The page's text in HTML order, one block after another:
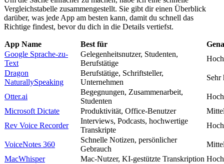
Vergleichstabelle zusammengestellt. Sie gibt dir einen Überblick
darüber, was jede App am besten kann, damit du schnell das
Richtige findest, bevor du dich in die Details vertiefst.
App Name Best für
Google Sprache-zu-
Text
Gelegenheitsnutzer, Studenten,
Berufstätige
Hoch
Dragon
NaturallySpeaking
Berufstätige, Schriftsteller,
Unternehmen
Sehr
Otter.ai
Begegnungen, Zusammenarbeit,
Studenten
Hoch
Microsoft Dictate
Produktivität, Office-Benutzer
Rev Voice Recorder
Interviews, Podcasts, hochwertige
Transkripte
Hoch
VoiceNotes 360
Schnelle Notizen, persönlicher
Gebrauch
MacWhisper
Mac-Nutzer, KI-gestützte Transkription Hoch